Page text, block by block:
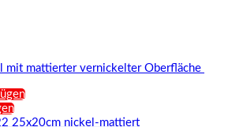
25x20cm nickel-mattiert